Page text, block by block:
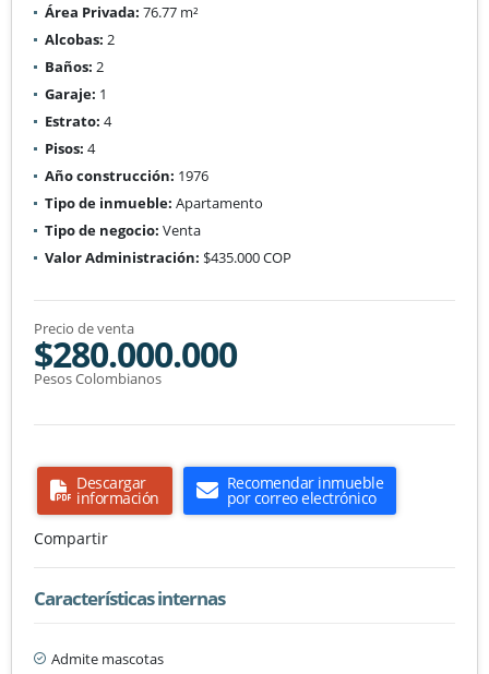
Área Privada: 76.77 m²
Alcobas: 2
Baños: 2
Garaje: 1
Estrato: 4
Pisos: 4
Año construcción: 1976
Tipo de inmueble: Apartamento
Tipo de negocio: Venta
Valor Administración: $435.000 COP
Precio de venta
$280.000.000
Pesos Colombianos
Descargar
información
Recomendar inmueble
por correo electrónico
Compartir
Características internas
Admite mascotas